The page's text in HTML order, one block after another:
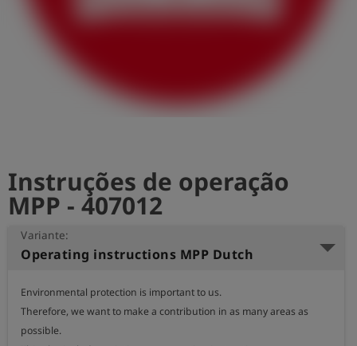
Instruções de operação
MPP - 407012
Variante:
Operating instructions MPP Dutch
Environmental protection is important to us.
Therefore, we want to make a contribution in as many areas as
possible.